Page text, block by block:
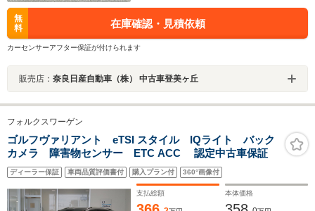
無
料
在庫確認・見積依頼
カーセンサーアフター保証が付けられます
販売店： 奈良日産自動車（株） 中古車登美ヶ丘
フォルクスワーゲン
ゴルフヴァリアント eTSI スタイル IQライト バック
カメラ 障害物センサー ETC ACC 認定中古車保証
ディーラー保証 車両品質評価書付 購入プラン付 360°画像付
支払総額 本体価格